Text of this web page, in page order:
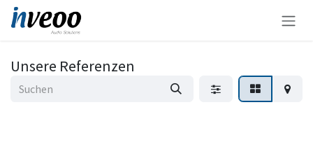
Zum Inhalt springen
Unsere Referenzen